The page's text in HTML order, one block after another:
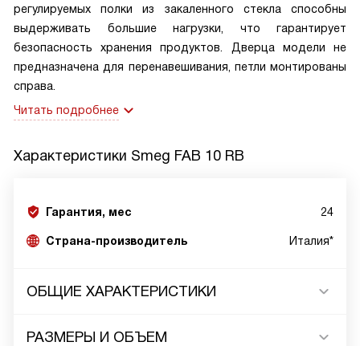
регулируемых полки из закаленного стекла способны
выдерживать большие нагрузки, что гарантирует
безопасность хранения продуктов. Дверца модели не
предназначена для перенавешивания, петли монтированы
справа.
Читать подробнее
Характеристики Smeg FAB 10 RB
Гарантия, мес 24
Страна-производитель Италия*
ОБЩИЕ ХАРАКТЕРИСТИКИ
РАЗМЕРЫ И ОБЪЕМ